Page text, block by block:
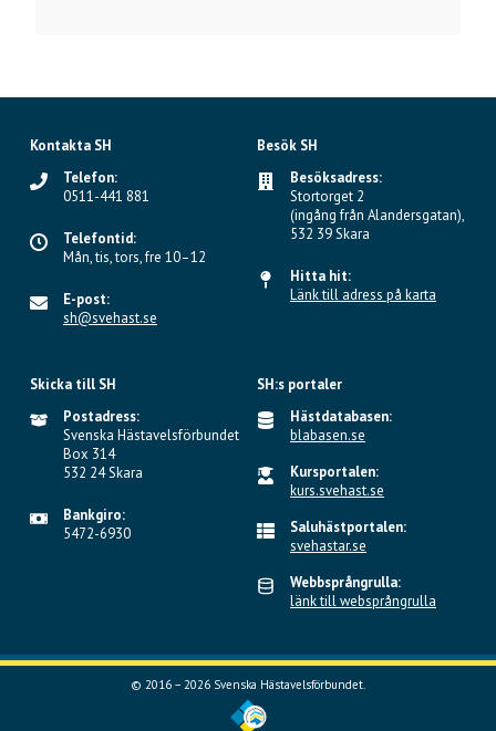
Kontakta SH
Telefon:
0511-441 881
Telefontid:
Mån, tis, tors, fre 10–12
E-post:
sh@svehast.se
Besök SH
Besöksadress:
Stortorget 2
(ingång från Alandersgatan),
532 39 Skara
Hitta hit:
Länk till adress på karta
Skicka till SH
Postadress:
Svenska Hästavelsförbundet
Box 314
532 24 Skara
Bankgiro:
5472-6930
SH:s portaler
Hästdatabasen:
blabasen.se
Kursportalen:
kurs.svehast.se
Saluhästportalen:
svehastar.se
Webbsprångrulla:
länk till websprångrulla
© 2016 – 2026 Svenska Hästavelsförbundet.